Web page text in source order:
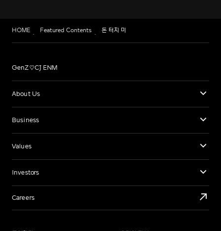
HOME Featured Contents 돈 터치 미
GenZ♡CJ ENM
About Us
Business
Values
Investors
Careers